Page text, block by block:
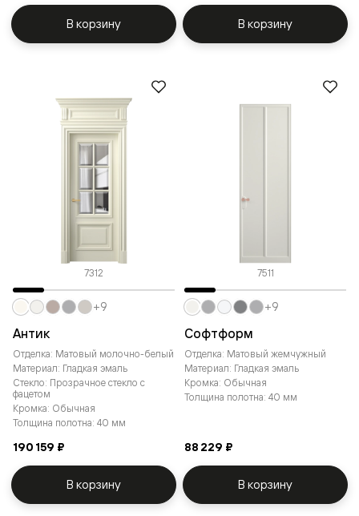
В корзину В корзину
7312
Антик
Отделка: Матовый молочно-белый
Материал: Гладкая эмаль
Стекло: Прозрачное стекло с
фацетом
Кромка: Обычная
Толщина полотна: 40 мм
190 159 ₽
+9
В корзину
7511
Софтформ
Отделка: Матовый жемчужный
Материал: Гладкая эмаль
Кромка: Обычная
Толщина полотна: 40 мм
88 229 ₽
+9
В корзину